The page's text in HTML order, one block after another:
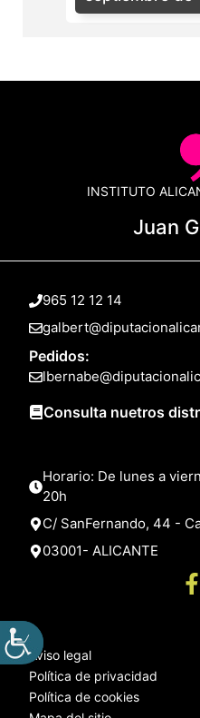
INSTITUTO
Juan
965 12 12 14
Pedidos:
Consulta nuetros
Horario: De lunes a
20h
C/ SanFernando, 44 -
03001- ALICANTE
Aviso legal
Política de privacidad
Política de cookies